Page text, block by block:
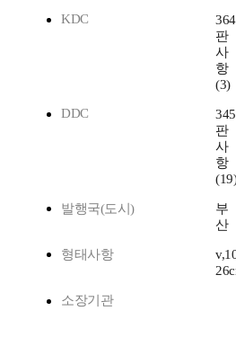
KDC
판
사
항
(3)
DDC
판
사
항
(19)
발행국(도시)
부
산
형태사항
소장기관